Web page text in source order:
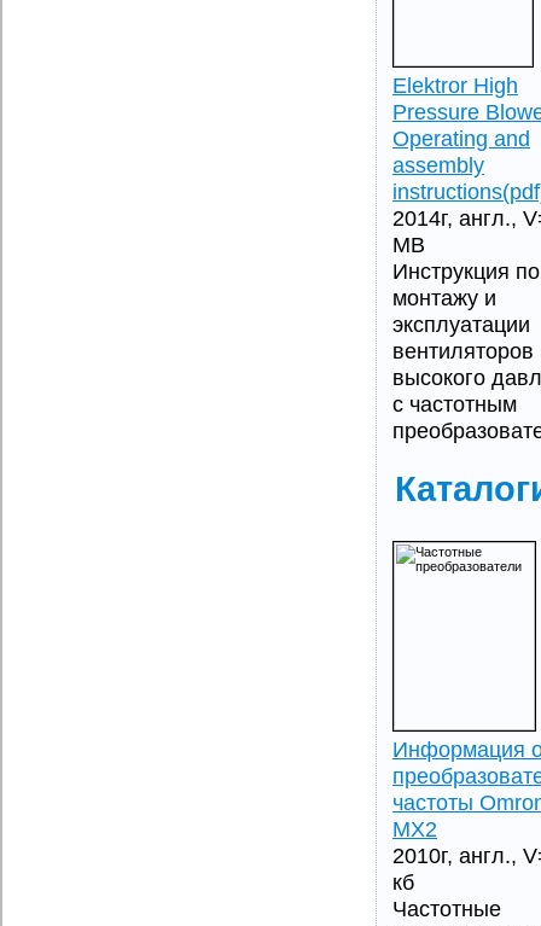
Elektror High
Pressure
Operating and
assembly
2014г, англ.,
MB
Инструкция по
монтажу и
эксплуатации
вентиляторов
высокого
с частотным
Информация
частоты
MX2
2010г, англ.,
кб
Частотные